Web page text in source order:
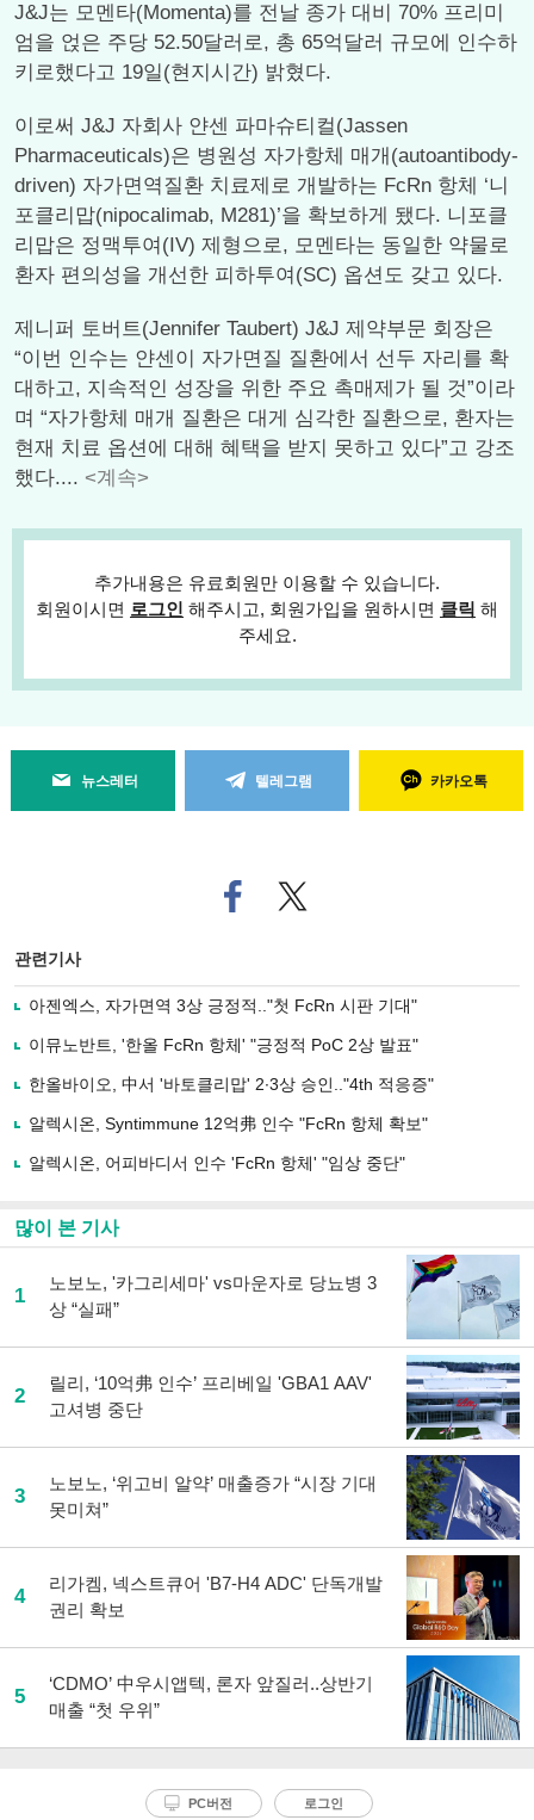
J&J는 모멘타(Momenta)를 전날 종가 대비 70% 프리미
엄을 얹은 주당 52.50달러로, 총 65억달러 규모에 인수하
키로했다고 19일(현지시간) 밝혔다.
이로써 J&J 자회사 얀센 파마슈티컬(Jassen
Pharmaceuticals)은 병원성 자가항체 매개(autoantibody-
driven) 자가면역질환 치료제로 개발하는 FcRn 항체 ‘니
포클리맙(nipocalimab, M281)’을 확보하게 됐다. 니포클
리맙은 정맥투여(IV) 제형으로, 모멘타는 동일한 약물로
환자 편의성을 개선한 피하투여(SC) 옵션도 갖고 있다.
제니퍼 토버트(Jennifer Taubert) J&J 제약부문 회장은
“이번 인수는 얀센이 자가면질 질환에서 선두 자리를 확
대하고, 지속적인 성장을 위한 주요 촉매제가 될 것”이라
며 “자가항체 매개 질환은 대게 심각한 질환으로, 환자는
현재 치료 옵션에 대해 혜택을 받지 못하고 있다”고 강조
했다.... <계속>
추가내용은 유료회원만 이용할 수 있습니다.
회원이시면 로그인 해주시고, 회원가입을 원하시면 클릭 해
주세요.
뉴스레터 텔레그램 카카오톡
페
이
로
기
사
유
기
트위
터로
관련기사
아젠엑스, 자가면역 3상 긍정적.."첫 FcRn 시판 기대"
이뮤노반트, '한올 FcRn 항체' "긍정적 PoC 2상 발표"
한올바이오, 中서 '바토클리맙' 2∙3상 승인.."4th 적응증"
알렉시온, Syntimmune 12억弗 인수 "FcRn 항체 확보"
알렉시온, 어피바디서 인수 'FcRn 항체' "임상 중단"
많이 본 기사
1
노보노, '카그리세마' vs마운자로 당뇨병 3
상 “실패”
2
릴리, ‘10억弗 인수’ 프리베일 'GBA1 AAV'
고셔병 중단
3
노보노, ‘위고비 알약’ 매출증가 “시장 기대
못미쳐”
4
리가켐, 넥스트큐어 'B7-H4 ADC' 단독개발
권리 확보
5
‘CDMO’ 中우시앱텍, 론자 앞질러..상반기
매출 “첫 우위”
PC버전 로그인